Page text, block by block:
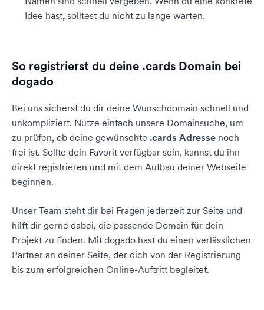
Idee hast, solltest du nicht zu lange warten.
So registrierst du deine .cards Domain bei
dogado
Bei uns sicherst du dir deine Wunschdomain schnell und
unkompliziert. Nutze einfach unsere Domainsuche, um
zu prüfen, ob deine gewünschte .cards Adresse noch
frei ist. Sollte dein Favorit verfügbar sein, kannst du ihn
direkt registrieren und mit dem Aufbau deiner Webseite
beginnen.
Unser Team steht dir bei Fragen jederzeit zur Seite und
hilft dir gerne dabei, die passende Domain für dein
Projekt zu finden. Mit dogado hast du einen verlässlichen
Partner an deiner Seite, der dich von der Registrierung
bis zum erfolgreichen Online-Auftritt begleitet.